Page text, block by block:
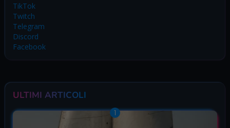
TikTok
Twitch
Telegram
Discord
Facebook
ULTIMI ARTICOLI